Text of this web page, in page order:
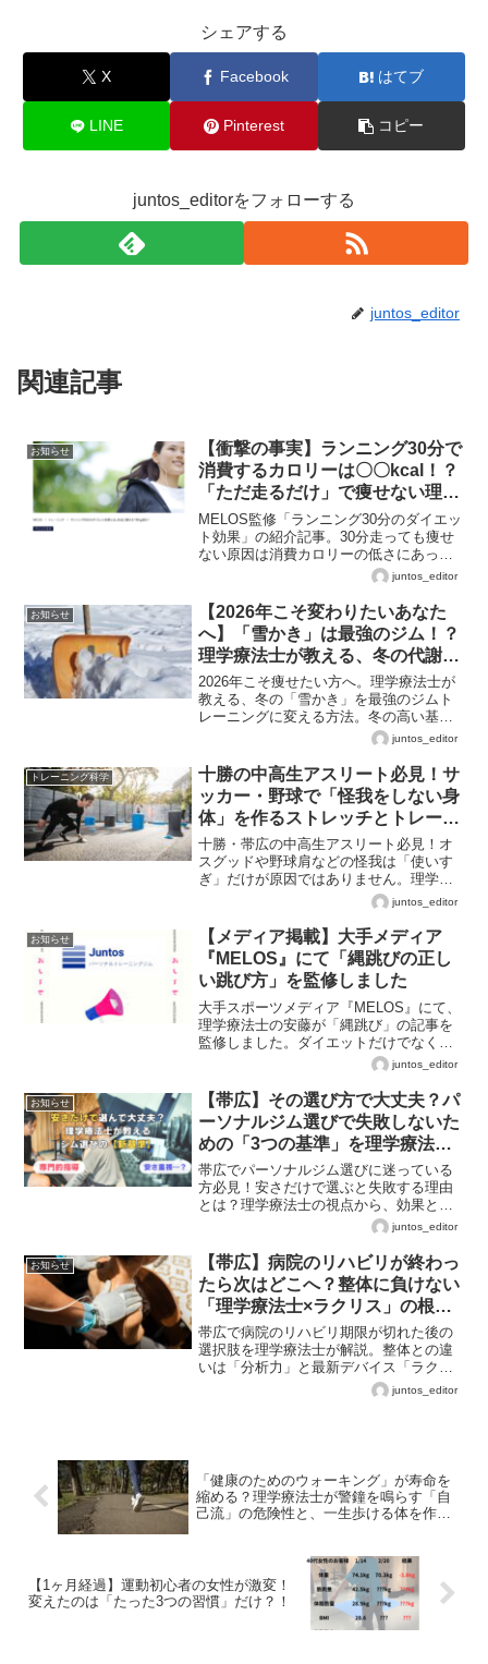
シェアする
X Facebook はてブ
LINE Pinterest コピー
juntos_editorをフォローする
juntos_editor
関連記事
お知らせ
【衝撃の事実】ランニング30分で
消費するカロリーは〇〇kcal！？
「ただ走るだけ」で痩せない理由
【MELOS監修】
MELOS監修「ランニング30分のダイエッ
ト効果」の紹介記事。30分走っても痩せ
ない原因は消費カロリーの低さにあっ
た？理学療法士が教える、ランニングを
無駄にしないための正しい知識と、食
事・筋トレとの組み合わせ方について。
juntos_editor
お知らせ
【2026年こそ変わりたいあなた
へ】「雪かき」は最強のジム！？
理学療法士が教える、冬の代謝を
味方につけて正月太りをリセット
する「必勝ルート」
2026年こそ痩せたい方へ。理学療法士が
教える、冬の「雪かき」を最強のジムト
レーニングに変える方法。冬の高い基礎
代謝を味方につけ、正月太りをリセット
なアクションプランを解説します。
juntos_editor
トレーニング科学
十勝の中高生アスリート必見！サ
ッカー・野球で「怪我をしない身
体」を作るストレッチとトレーニ
ング
十勝・帯広の中高生アスリート必見！オ
スグッドや野球肩などの怪我は「使いす
ぎ」だけが原因ではありません。理学療
法士の資格を持つJuntos-Labo所長が、痛
みの根本原因と、サッカー・野球で使え
る具体的な予防ストレッチ・トレーニン
グを徹底解説します。
juntos_editor
お知らせ
【メディア掲載】大手メディア
『MELOS』にて「縄跳びの正し
い跳び方」を監修しました
大手スポーツメディア『MELOS』にて、
理学療法士の安藤が「縄跳び」の記事を
監修しました。ダイエットだけでなく、
ジュニアアスリートのリズム感向上やケ
ガ予防に繋がる「正しいフォーム」と
「着地方法」について解説しています。
juntos_editor
お知らせ
【帯広】その選び方で大丈夫？パ
ーソナルジム選びで失敗しないた
めの「3つの基準」を理学療法士
が本音で解説【2026年最新版】
帯広でパーソナルジム選びに迷っている
方必見！安さだけで選ぶと失敗する理由
とは？理学療法士の視点から、効果と安
全性を両立させるための「3つの基準」を
びガイドで、後悔しない場所選びを。
juntos_editor
お知らせ
【帯広】病院のリハビリが終わっ
たら次はどこへ？整体に負けない
「理学療法士×ラクリス」の根本
改善戦略
帯広で病院のリハビリ期限が切れた後の
選択肢を理学療法士が解説。整体との違
いは「分析力」と最新デバイス「ラクリ
ス」にあります。痛みを整えるだけでな
く、運動で再発を防ぐJuntos独自の根本
juntos_editor
「健康のためのウォーキング」が寿命を
縮める？理学療法士が警鐘を鳴らす「自
己流」の危険性と、一生歩ける体を作る
【1ヶ月経過】運動初心者の女性が激変！
変えたのは「たった3つの習慣」だけ？！